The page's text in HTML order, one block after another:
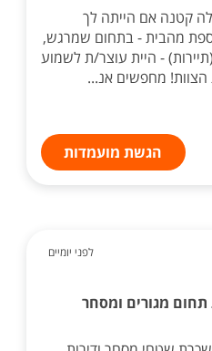
קטנה אם הייתה לך
מהבית - בתחום שמרגש,
- היית עוצר/ת לשמוע
הצוות! מחפשים אנ...
הגשת מועמדות
לפני יומיים
מגורים ומסחר